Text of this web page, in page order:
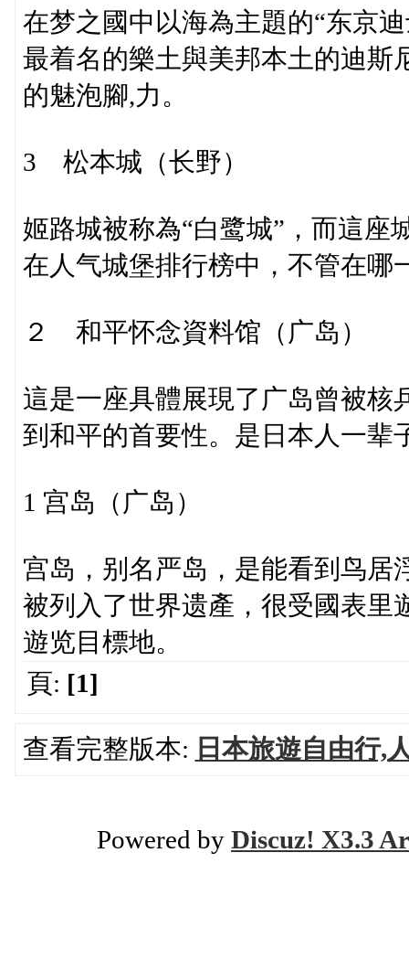
在梦之國中以海為主題的“东京
最着名的樂土與美邦本土的迪斯
的魅泡腳,力。
3 松本城（长野）
姬路城被称為“白鹭城”，而這座
在人气城堡排行榜中，不管在哪
２ 和平怀念資料馆（广岛）
這是一座具體展現了广岛曾被核
到和平的首要性。是日本人一辈
1 宫岛（广岛）
宫岛，别名严岛，是能看到鸟居
被列入了世界遗產，很受國表里
遊览目標地。
頁: [1]
查看完整版本: 日本旅遊自由行,
Powered by Discuz! X3.3